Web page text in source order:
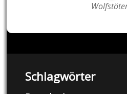
Schlagwörter